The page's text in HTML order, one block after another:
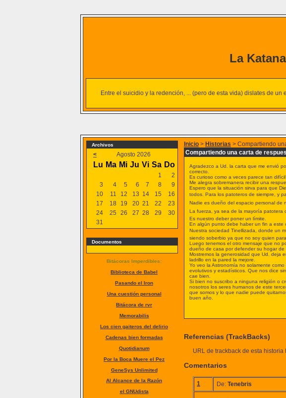
La
Entre el suicidio y la redención, ... (pero de esta vida) dislates de
Archivos
< Agosto 2026
Lu Ma Mi Ju Vi Sa Do
1
2
3
4 5 6 7 8
9
10
11 12 13 14 15
16
17
18 19 20 21 22
23
24
25 26 27 28 29
30
31
Documentos
Bitácoras Imperdibles:
Biblioteca de Babel
Pasando el Iron
Una cuestión personal
Bitácora de rvr
Memorabilis
Los cien gaiteros del delirio
Cadenas bien formadas
Quotidianum
Por la Boca Muere el Pez
GeneSys Unlimited
Al Alcance de la Razón
el GNUdista
Inicio > Historias > Compartiendo
Compartiendo una carta de
Agradezco a Ud. la carta que me envió
correcto.
Es curioso como a veces parece tan difícil
Me alegra sobremanera recibir una
Espero que la situación sirva para que
todos. Para los patoteros de siempre,
Nadie es dueño del espacio personal de
La fuerza, ya sea de la mayoría
Es nuestro deber poner un límite.
En algún punto debe haber un fin a este
Nuestra sociedad Tinellizada, donde
siendo soberbio ya que no soy quien
Luego tenemos el otro mensaje que no
dueño de casa por defender su hogar de
Mostremos la generosidad que Ud. deja
ladrillo en la pared la mejore.
Yo veo la Astronomía no solamente
evolutivos y estadísticos. Que nos dice
cae bien.
Si bien no suscribo a ninguna religión o
nosotros los seres humanos de este
que somos y lo que nadie puede
buen año.
Referencias (TrackBacks)
URL de trackback de esta
Comentarios
1 De: Tenebris